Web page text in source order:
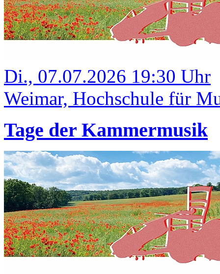
Di., 07.07.2026 19:30 Uhr
Weimar, Hochschule für
Tage der Kammermusik